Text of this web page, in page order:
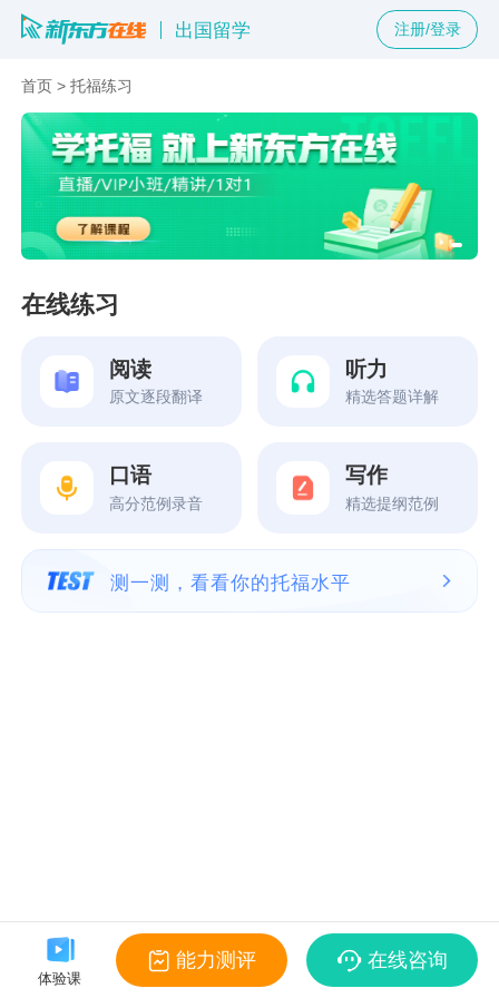
出国留学 注册/登录
首页 >托福练习
在线练习
阅读
原文逐段翻译
听力
精选答题详解
口语
高分范例录音
写作
精选提纲范例
测一测，看看你的托福水平
体验课
能力测评 在线咨询